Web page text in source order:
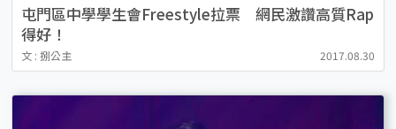
屯門區中學學生會Freestyle拉票 網民激讚高質Rap
得好！
文 : 捌公主 2017.08.30